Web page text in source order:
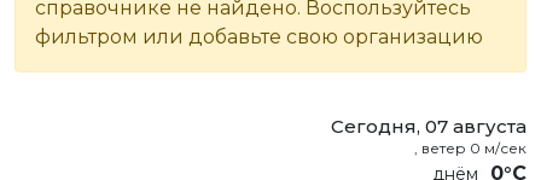
справочнике не найдено. Воспользуйтесь
фильтром или добавьте свою организацию
Сегодня, 07 августа
, ветер 0 м/сек
0°C